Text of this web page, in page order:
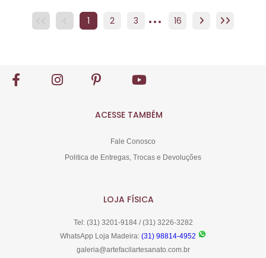
Comprar
1 2 3 4 7
... 16
ACESSE TAMBÉM
Fale Conosco
Politica de Entregas, Trocas e Devoluções
LOJA FÍSICA
Tel: (31) 3201-9184 / (31) 3226-3282
WhatsApp Loja Madeira: (31) 98814-4952
galeria@artefacilartesanato.com.br